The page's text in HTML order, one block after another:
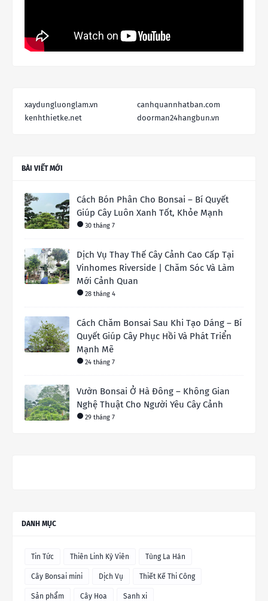
xaydungluonglam.vn
canhquannhatban.com
kenhthietke.net
doorman24hangbun.vn
BÀI VIẾT MỚI
Cách Bón Phân Cho Bonsai – Bí Quyết
Giúp Cây Luôn Xanh Tốt, Khỏe Mạnh
30 tháng 7
Dịch Vụ Thay Thế Cây Cảnh Cao Cấp Tại
Vinhomes Riverside | Chăm Sóc Và Làm
Mới Cảnh Quan
28 tháng 4
Cách Chăm Bonsai Sau Khi Tạo Dáng – Bí
Quyết Giúp Cây Phục Hồi Và Phát Triển
Mạnh Mẽ
24 tháng 7
Vườn Bonsai Ở Hà Đông – Không Gian
Nghệ Thuật Cho Người Yêu Cây Cảnh
29 tháng 7
DANH MỤC
Tin Tức Thiên Linh Kỳ Viên Tùng La Hán
Cây Bonsai mini Dịch Vụ Thiết Kế Thi Công
Sản phẩm Cây Hoa Sanh xi